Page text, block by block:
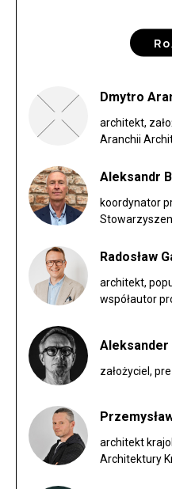
Dmytro
architekt,
Aranchii
Aleksandr
koordynator
Radosław
architekt,
współautor
Aleksander
założyciel,
architekt
Architektury